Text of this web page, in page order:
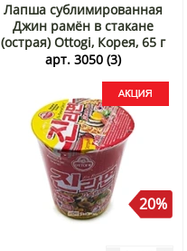
Лапша сублимированная
Джин рамён в стакане
(острая) Ottogi, Корея, 65 г
Акция
арт. 3050 (3)
20%